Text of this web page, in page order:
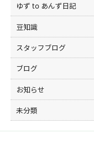
ゆず to あんず日記
豆知識
スタッフブログ
ブログ
お知らせ
未分類